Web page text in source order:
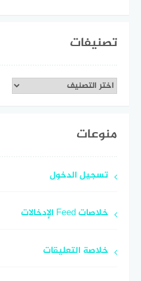
تصنيفات
تصنيفات
منوعات
تسجيل الدخول
خلاصات Feed الإدخالات
خلاصة التعليقات